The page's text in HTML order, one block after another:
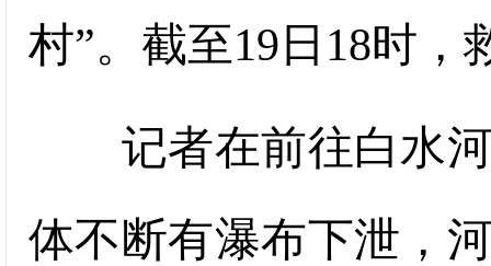
村”。截至19日18时
记者在前往白水河
体不断有瀑布下泄，